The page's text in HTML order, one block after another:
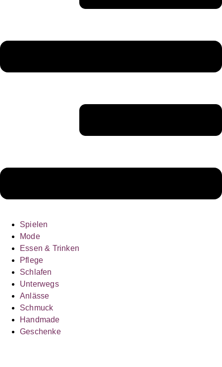
Spielen
Mode
Essen & Trinken
Pflege
Schlafen
Unterwegs
Anlässe
Schmuck
Handmade
Geschenke